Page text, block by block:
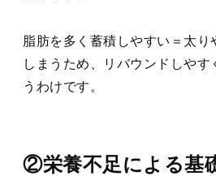
脂肪を多く蓄積しやすい＝太り
しまうため、リバウンドしやす
うわけです。
②栄養不足による基